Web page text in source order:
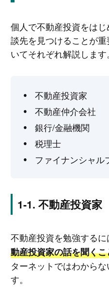
個人で不動産投資をは
談先を見つけることが
いてそれぞれ解説します。
不動産投資家
不動産仲介会社
銀行/金融機関
税理士
ファイナンシャル
不動産投資家
不動産投資を勉強するに
動産投資家の話を聞く
ターネットではわから
す。